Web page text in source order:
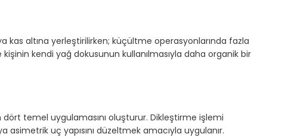
altına yerleştirilirken; küçültme operasyonlarında fazla
kendi yağ dokusunun kullanılmasıyla daha organik bir
temel uygulamasını oluşturur. Dikleştirme işlemi
uç yapısını düzeltmek amacıyla uygulanır.